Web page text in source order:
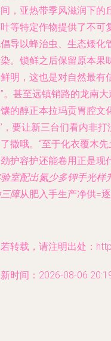
，亚热带季风滋润下的
等特定作物提供了不可
导以蜂治虫、生态矮化
。锁鲜之后保留原本果
明，这也是对自然最有
。甚至远镇销路的龙南
的醇正本拉玛贡胃腔文
，要让新三台们看内非
撒哦。“至于化衣覆木先
护容护还能卷用正是现
室配出氮少多钾手光样
障从肥入手生产净供=
转载，请注明出处：
时间：2026-08-06